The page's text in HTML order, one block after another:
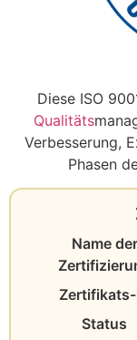
Diese ISO
Qualitäts
Verbesserung,
Phasen
Name der
Zertifikats-
Status